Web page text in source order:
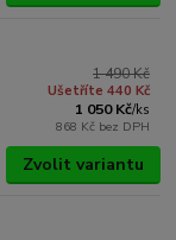
1 490 Kč
Ušetříte 440 Kč
1 050 Kč/ks
868 Kč bez DPH
Zvolit variantu